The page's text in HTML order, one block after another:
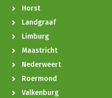
Horst
Landgraaf
Limburg
Maastricht
Nederweert
Roermond
Valkenburg